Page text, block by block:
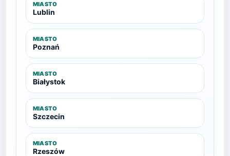
MIASTO
Lublin
MIASTO
Poznań
MIASTO
Białystok
MIASTO
Szczecin
MIASTO
Rzeszów